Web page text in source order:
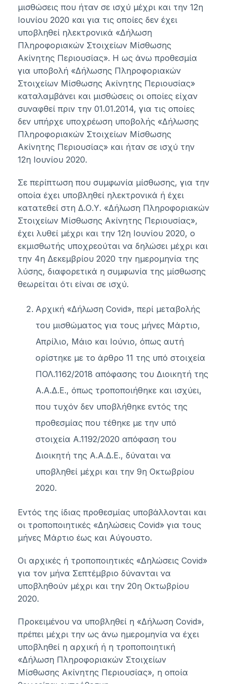
μισθώσεις που ήταν σε ισχύ μέχρι και την 12η
Ιουνίου 2020 και για τις οποίες δεν έχει
υποβληθεί ηλεκτρονικά «Δήλωση
Πληροφοριακών Στοιχείων Μίσθωσης
Ακίνητης Περιουσίας». Η ως άνω προθεσμία
για υποβολή «Δήλωσης Πληροφοριακών
Στοιχείων Μίσθωσης Ακίνητης Περιουσίας»
καταλαμβάνει και μισθώσεις οι οποίες είχαν
συναφθεί πριν την 01.01.2014, για τις οποίες
δεν υπήρχε υποχρέωση υποβολής «Δήλωσης
Πληροφοριακών Στοιχείων Μίσθωσης
Ακίνητης Περιουσίας» και ήταν σε ισχύ την
12η Ιουνίου 2020.
Σε περίπτωση που συμφωνία μίσθωσης, για την
οποία έχει υποβληθεί ηλεκτρονικά ή έχει
κατατεθεί στη Δ.Ο.Υ. «Δήλωση Πληροφοριακών
Στοιχείων Μίσθωσης Ακίνητης Περιουσίας»,
έχει λυθεί μέχρι και την 12η Ιουνίου 2020, ο
εκμισθωτής υποχρεούται να δηλώσει μέχρι και
την 4η Δεκεμβρίου 2020 την ημερομηνία της
λύσης, διαφορετικά η συμφωνία της μίσθωσης
θεωρείται ότι είναι σε ισχύ.
Αρχική «Δήλωση Covid», περί μεταβολής
του μισθώματος για τους μήνες Μάρτιο,
Απρίλιο, Μάιο και Ιούνιο, όπως αυτή
ορίστηκε με το άρθρο 11 της υπό στοιχεία
ΠΟΛ.1162/2018 απόφασης του Διοικητή της
Α.Α.Δ.Ε., όπως τροποποιήθηκε και ισχύει,
που τυχόν δεν υποβλήθηκε εντός της
προθεσμίας που τέθηκε με την υπό
στοιχεία Α.1192/2020 απόφαση του
Διοικητή της Α.Α.Δ.Ε., δύναται να
υποβληθεί μέχρι και την 9η Οκτωβρίου
2020.
Εντός της ίδιας προθεσμίας υποβάλλονται και
οι τροποποιητικές «Δηλώσεις Covid» για τους
μήνες Μάρτιο έως και Αύγουστο.
Οι αρχικές ή τροποποιητικές «Δηλώσεις Covid»
για τον μήνα Σεπτέμβριο δύνανται να
υποβληθούν μέχρι και την 20η Οκτωβρίου
2020.
Προκειμένου να υποβληθεί η «Δήλωση Covid»,
πρέπει μέχρι την ως άνω ημερομηνία να έχει
υποβληθεί η αρχική ή η τροποποιητική
«Δήλωση Πληροφοριακών Στοιχείων
Μίσθωσης Ακίνητης Περιουσίας», η οποία